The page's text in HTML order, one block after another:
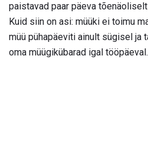
paistavad paar päeva
Kuid siin on asi: müüki ei toimu
müü pühapäeviti ainult sügisel ja
oma müügikübarad igal tööpäeval.